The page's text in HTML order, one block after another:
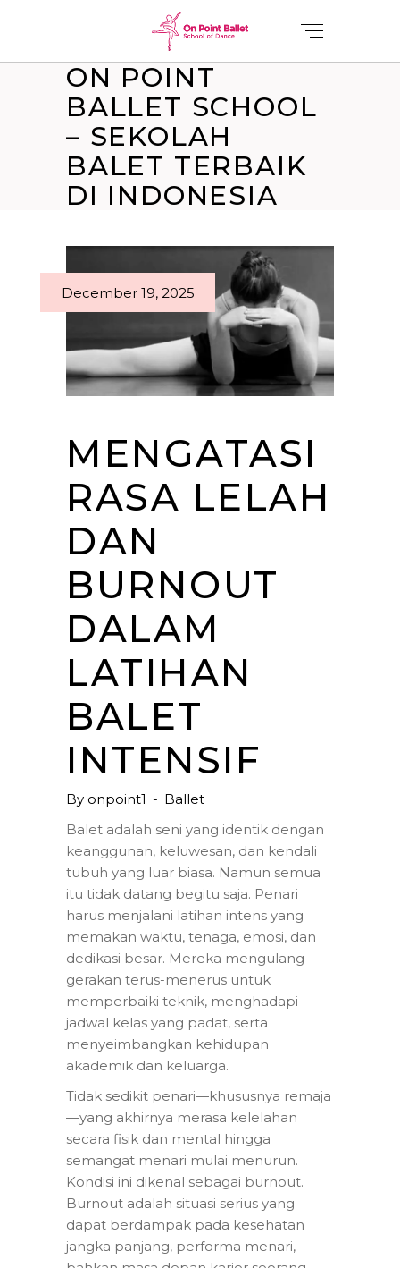
ON POINT
BALLET SCHOOL
– SEKOLAH
BALET TERBAIK
DI INDONESIA
December 19, 2025
MENGATASI
RASA LELAH
DAN
BURNOUT
DALAM
LATIHAN
BALET
INTENSIF
By onpoint1
Ballet
Balet adalah seni yang identik dengan
keanggunan, keluwesan, dan kendali
tubuh yang luar biasa. Namun semua
itu tidak datang begitu saja. Penari
harus menjalani latihan intens yang
memakan waktu, tenaga, emosi, dan
dedikasi besar. Mereka mengulang
gerakan terus-menerus untuk
memperbaiki teknik, menghadapi
jadwal kelas yang padat, serta
menyeimbangkan kehidupan
akademik dan keluarga.
Tidak sedikit penari—khususnya remaja
—yang akhirnya merasa kelelahan
secara fisik dan mental hingga
semangat menari mulai menurun.
Kondisi ini dikenal sebagai burnout.
Burnout adalah situasi serius yang
dapat berdampak pada kesehatan
jangka panjang, performa menari,